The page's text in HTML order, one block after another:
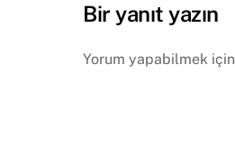
Bir yanıt yazın
Yorum yapabilmek için